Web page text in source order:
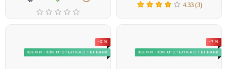
4.33 (3)
ВЗЕМИ -10% ОТСТЪПКА С TBI BANK
-5 %
ВЗЕМИ -10% ОТСТЪПКА С TBI BANK
-7 %